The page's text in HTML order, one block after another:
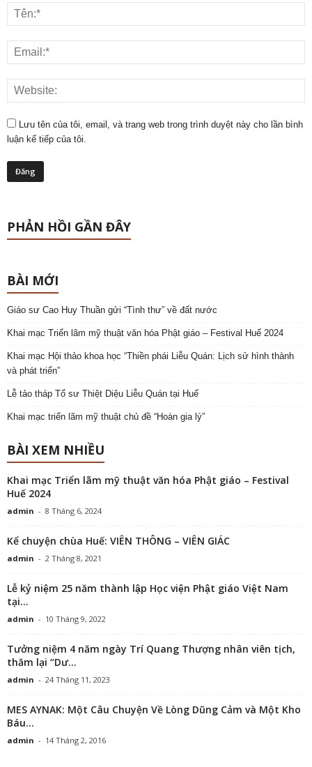
Lưu tên của tôi, email, và trang web trong trình duyệt này cho lần bình
luận kế tiếp của tôi.
PHẢN HỒI GẦN ĐÂY
BÀI MỚI
Giáo sư Cao Huy Thuần gửi “Tình thư” về đất nước
Khai mạc Triển lãm mỹ thuật văn hóa Phật giáo – Festival Huế 2024
Khai mạc Hội thảo khoa học “Thiền phái Liễu Quán: Lịch sử hình thành
và phát triển”
Lễ tảo tháp Tổ sư Thiệt Diệu Liễu Quán tại Huế
Khai mạc triển lãm mỹ thuật chủ đề “Hoàn gia lý”
BÀI XEM NHIỀU
Khai mạc Triển lãm mỹ thuật văn hóa Phật giáo – Festival
Huế 2024
admin - 8 Tháng 6, 2024
Kể chuyện chùa Huế: VIÊN THÔNG – VIÊN GIÁC
admin - 2 Tháng 8, 2021
Lễ kỷ niệm 25 năm thành lập Học viện Phật giáo Việt Nam
tại...
admin - 10 Tháng 9, 2022
Tưởng niệm 4 năm ngày Trí Quang Thượng nhân viên tịch,
thăm lại “Dư...
admin - 24 Tháng 11, 2023
MES AYNAK: Một Câu Chuyện Về Lòng Dũng Cảm và Một Kho
Báu...
admin - 14 Tháng 2, 2016